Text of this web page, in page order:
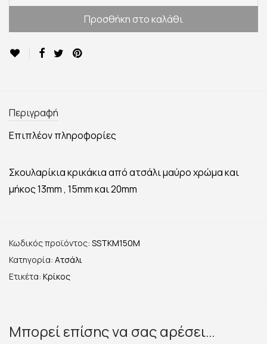
Προσθήκη στο καλάθι
Περιγραφή
Επιπλέον πληροφορίες
Σκουλαρίκια κρικάκια από ατσάλι μαύρο χρώμα και
μήκος 13mm , 15mm και 20mm
Κωδικός προϊόντος: SSTKM150M
Κατηγορία: Ατσάλι
Ετικέτα: Κρίκος
Μπορεί επίσης να σας αρέσει…